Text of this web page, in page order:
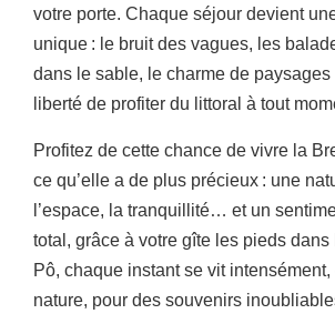
votre porte. Chaque séjour devient
unique : le bruit des vagues, les
dans le sable, le charme de paysages
liberté de profiter du littoral à tout
Profitez de cette chance de vivre la
ce qu’elle a de plus précieux : une
l’espace, la tranquillité… et un
total, grâce à votre gîte les pieds dans
Pô, chaque instant se vit intensément,
nature, pour des souvenirs